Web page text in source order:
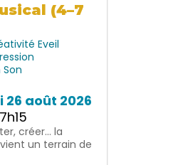
(4–7
Eveil
Son
août 2026
créer… la
un terrain de